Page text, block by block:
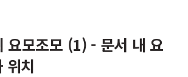
요모조모 (1) - 문서 내 요
위치